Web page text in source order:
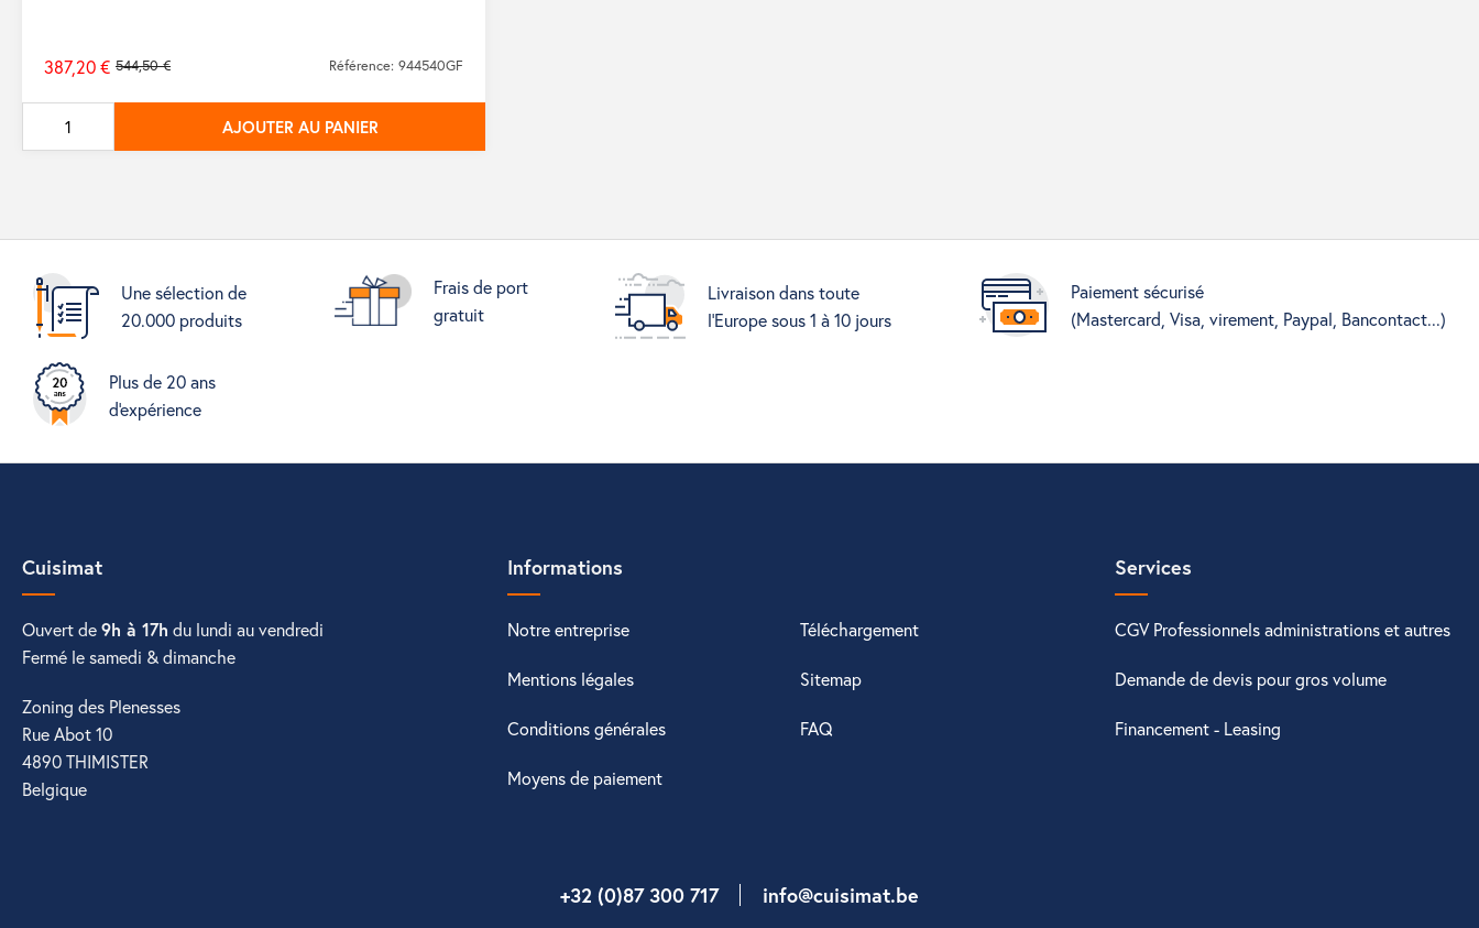
Prix
de
base
544,50 €
387,20 € Référence: 944540GF
AJOUTER AU PANIER
Une sélection de
20.000 produits
Frais de port
gratuit
Livraison dans toute
l'Europe sous 1 à 10 jours
Paiement sécurisé
(Mastercard, Visa, virement, Paypal, Bancontact...)
Plus de 20 ans
d'expérience
Cuisimat
Ouvert de9h à 17h du lundi au vendredi
Fermé le samedi & dimanche
Zoning des Plenesses
Rue Abot 10
4890 THIMISTER
Belgique
Informations
Notre entreprise Téléchargement
Mentions légales Sitemap
Conditions générales FAQ
Moyens de paiement
Services
CGV Professionnels administrations et autres
Demande de devis pour gros volume
Financement - Leasing
+32 (0)87 300 717 info@cuisimat.be